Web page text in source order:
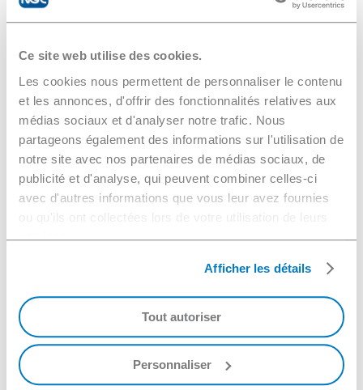
Ce site web utilise des cookies.
Les cookies nous permettent de personnaliser le contenu
et les annonces, d'offrir des fonctionnalités relatives aux
médias sociaux et d'analyser notre trafic. Nous
partageons également des informations sur l'utilisation de
notre site avec nos partenaires de médias sociaux, de
publicité et d'analyse, qui peuvent combiner celles-ci
avec d'autres informations que vous leur avez fournies
ou qu'ils ont collectées lors de votre utilisation de leurs
services.
Afficher les détails
Tout autoriser
Personnaliser